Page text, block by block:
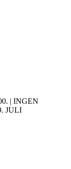
| INGEN
JULI